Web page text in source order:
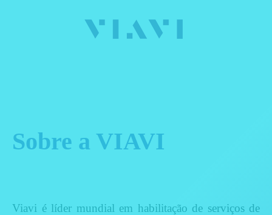
Sobre a VIAVI
Viavi é líder mundial em habilitação de serviços de